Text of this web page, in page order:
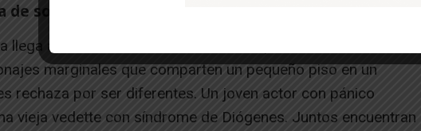
de soledad, fantasía y resistencia
llega al Teatro Gaztambide de Tudela para narrar la historia
marginales que comparten un pequeño piso en un
rechaza por ser diferentes. Un joven actor con pánico
vieja vedette con síndrome de Diógenes. Juntos encuentran